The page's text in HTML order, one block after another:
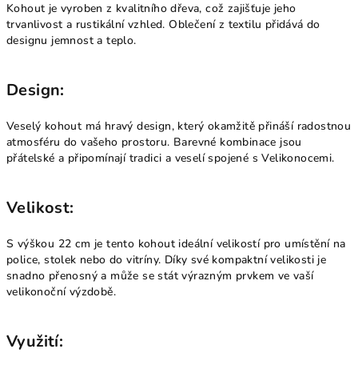
Kohout je vyroben z kvalitního dřeva, což zajišťuje jeho
trvanlivost a rustikální vzhled. Oblečení z textilu přidává do
designu jemnost a teplo.
Design:
Veselý kohout má hravý design, který okamžitě přináší radostnou
atmosféru do vašeho prostoru. Barevné kombinace jsou
přátelské a připomínají tradici a veselí spojené s Velikonocemi.
Velikost:
S výškou 22 cm je tento kohout ideální velikostí pro umístění na
police, stolek nebo do vitríny. Díky své kompaktní velikosti je
snadno přenosný a může se stát výrazným prvkem ve vaší
velikonoční výzdobě.
Využití: